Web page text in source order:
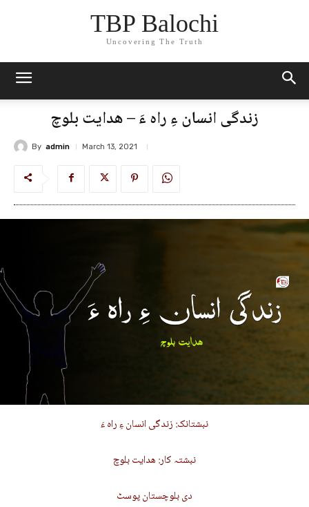
TBP Balochi
Uncovering The Truth
زندگی انسان ءِ راہ ءَ – ھدایت بلوچ
By admin March 13, 2021
نبشتانک: زندگی انسان ءِ راہ ءَ
نبشتہ کار: ھدایت بلوچ
دی بلوچستان پوسٹ